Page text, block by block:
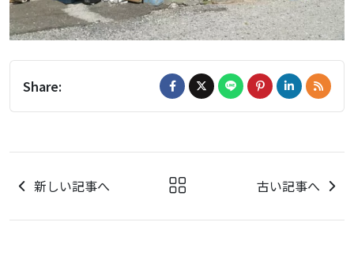
Share:
新しい記事へ 古い記事へ